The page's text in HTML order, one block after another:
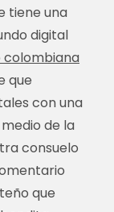
tiene una
digital
colombiana
que
con una
de la
consuelo
que